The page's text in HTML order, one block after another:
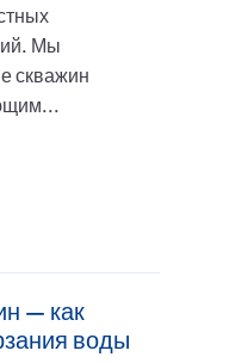
Мы
скважин
— как
воды